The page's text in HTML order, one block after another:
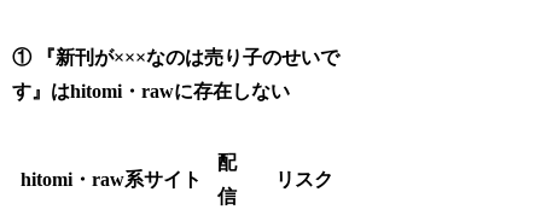
① 『新刊が×××なのは売り子のせいで
す』はhitomi・rawに存在しない
hitomi・raw系サイト
配
信
リスク